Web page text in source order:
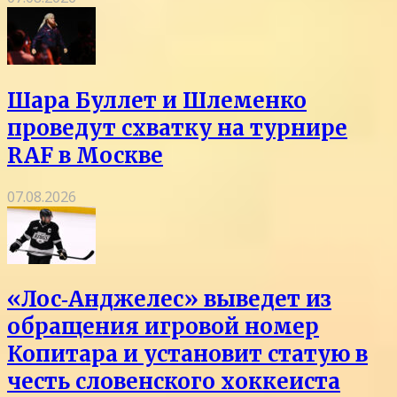
Шара Буллет и Шлеменко
проведут схватку на турнире
RAF в Москве
07.08.2026
«Лос‑Анджелес» выведет из
обращения игровой номер
Копитара и установит статую в
честь словенского хоккеиста